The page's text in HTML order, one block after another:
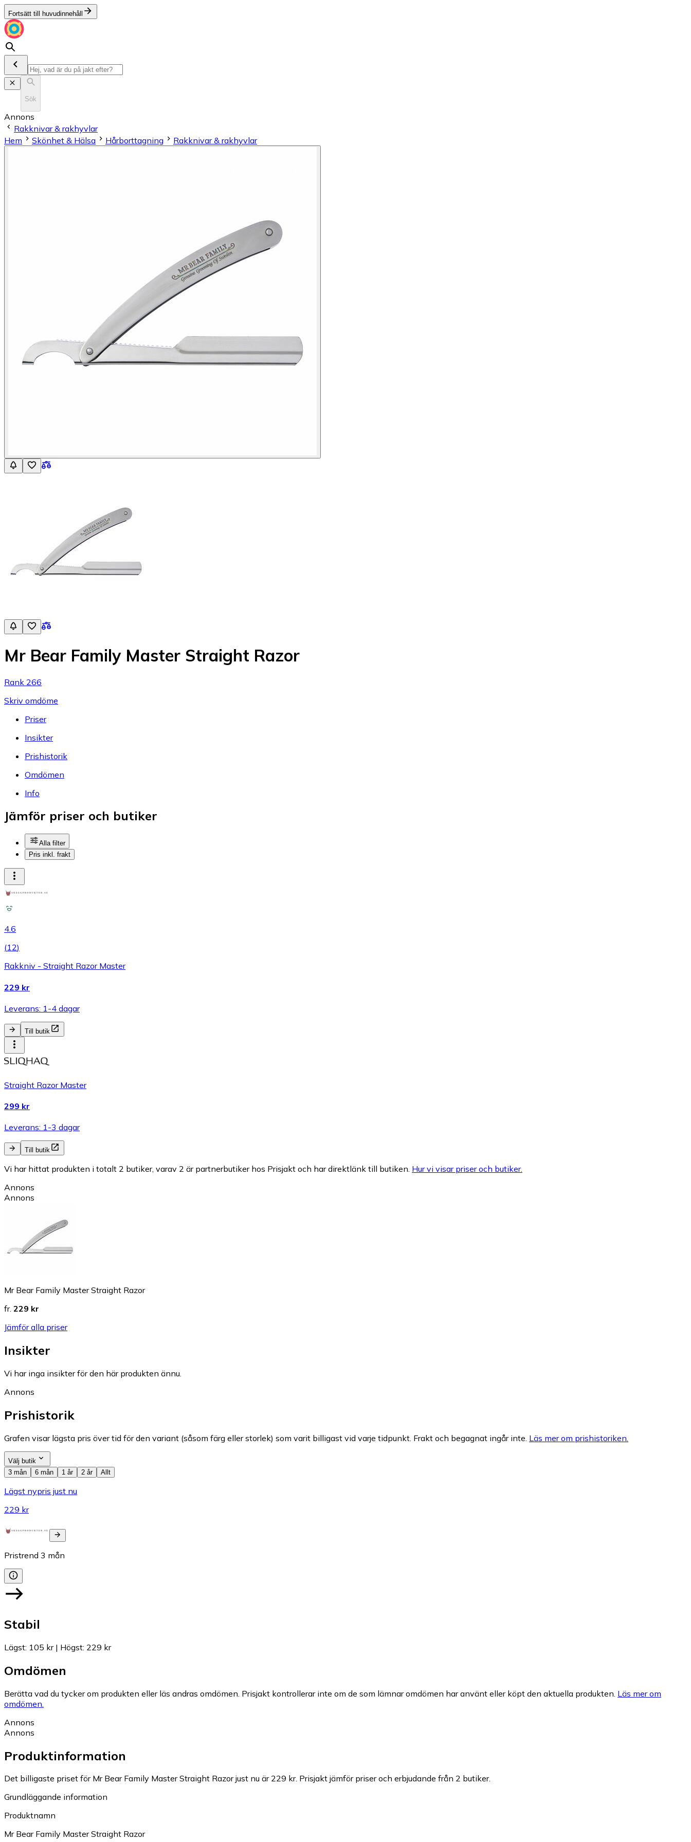
Fortsätt till huvudinnehåll
Sök
Annons
Rakknivar & rakhyvlar
Hem
Skönhet & Hälsa Hårborttagning Rakknivar & rakhyvlar
Mr Bear Family Master Straight Razor
Rank 266
Skriv omdöme
Priser
Insikter
Prishistorik
Omdömen
Info
Jämför priser och butiker
Alla filter
Pris inkl. frakt
4.6
(12)
Rakkniv - Straight Razor Master
229 kr
Leverans: 1-4 dagar
Till butik
Straight Razor Master
299 kr
Leverans: 1-3 dagar
Till butik
Vi har hittat produkten i totalt 2 butiker, varav 2 är partnerbutiker hos Prisjakt och har direktlänk till butiken. Hur vi visar priser och butiker.
Annons
Annons
Mr Bear Family Master Straight Razor
fr. 229 kr
Jämför alla priser
Insikter
Vi har inga insikter för den här produkten ännu.
Annons
Prishistorik
Grafen visar lägsta pris över tid för den variant (såsom färg eller storlek) som varit billigast vid varje tidpunkt. Frakt och begagnat ingår inte. Läs mer om prishistoriken.
Välj butik
3 mån
6 mån 1 år 2 år Allt
Lägst nypris just nu
229 kr
Pristrend 3 mån
Stabil
Lägst: 105 kr| Högst: 229 kr
Omdömen
Berätta vad du tycker om produkten eller läs andras omdömen. Prisjakt kontrollerar inte om de som lämnar omdömen har använt eller köpt den aktuella produkten. Läs mer om
omdömen.
Annons
Annons
Produktinformation
Det billigaste priset för Mr Bear Family Master Straight Razor just nu är 229 kr. Prisjakt jämför priser och erbjudande från 2 butiker.
Grundläggande information
Produktnamn
Mr Bear Family Master Straight Razor